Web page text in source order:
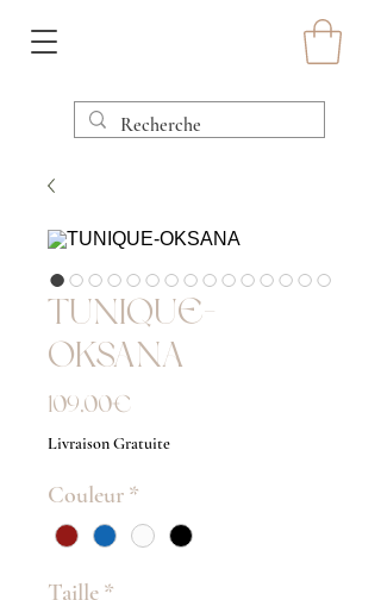
TUNIQUE-
OKSANA
109,00 €
Livraison Gratuite
Couleur *
Taille *